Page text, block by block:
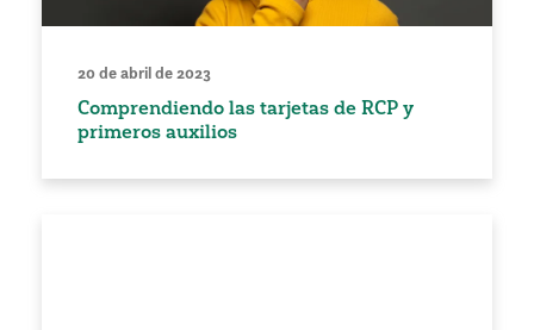
20 de abril de 2023
Comprendiendo las tarjetas de RCP y
primeros auxilios